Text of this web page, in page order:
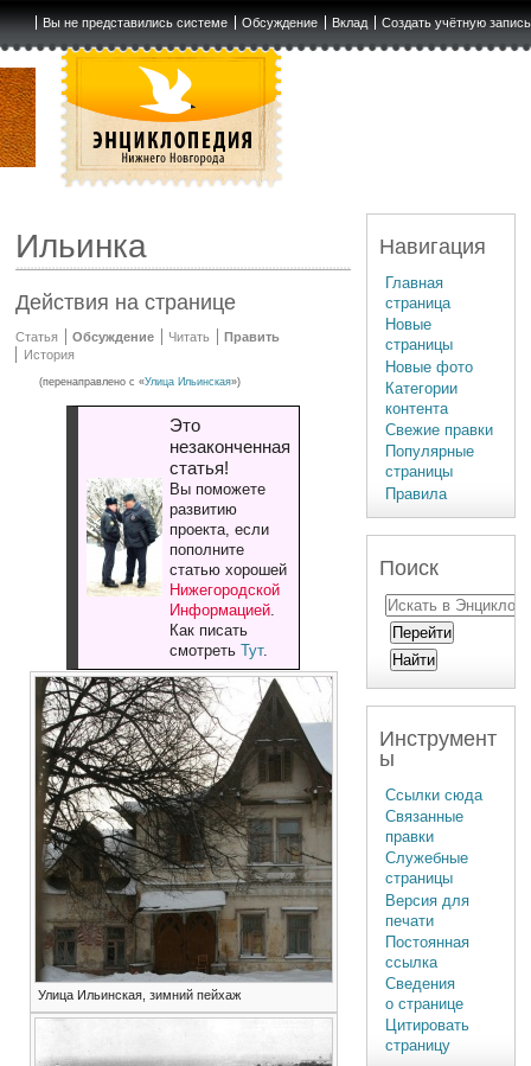
Вы не представились системе Обсуждение Вклад Создать учётную запись
Ильинка
Действия на странице
Статья Обсуждение Читать
Править
История
(перенаправлено с «Улица Ильинская»)
Это
незаконченная
статья!
Вы поможете
развитию
проекта, если
пополните
статью хорошей
Нижегородской
Информацией.
Как писать
смотреть Тут.
Улица Ильинская, зимний пейхаж
Навигация
Главная
страница
Новые
страницы
Новые фото
Категории
контента
Свежие правки
Популярные
страницы
Правила
Поиск
Инструмент
ы
Ссылки сюда
Связанные
правки
Служебные
страницы
Версия для
печати
Постоянная
ссылка
Сведения
о странице
Цитировать
страницу